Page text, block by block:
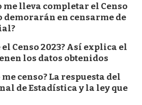
me lleva completar el Censo
en censarme de
Censo 2023? Así explica el
los datos obtenidos
me censo? La respuesta del
de Estadística y la ley que